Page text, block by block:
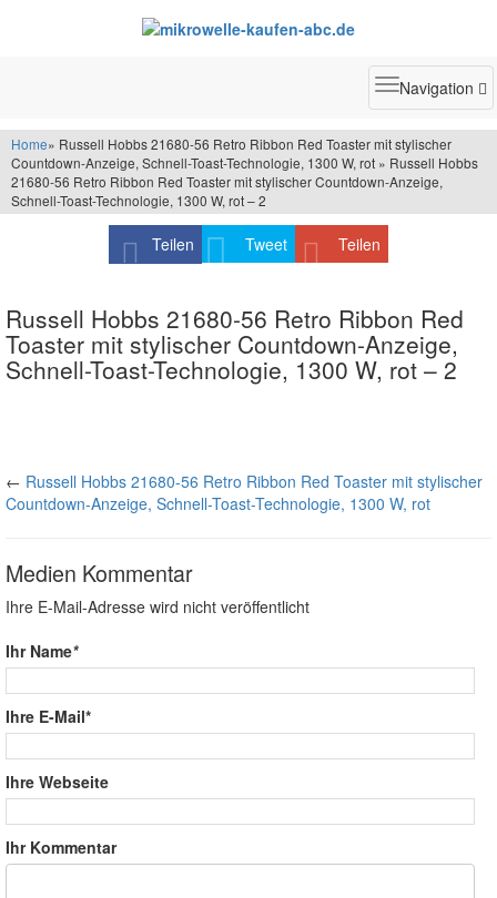
Toggle
Navigation
Home» Russell Hobbs 21680-56 Retro Ribbon Red Toaster mit stylischer
Countdown-Anzeige, Schnell-Toast-Technologie, 1300 W, rot » Russell Hobbs
21680-56 Retro Ribbon Red Toaster mit stylischer Countdown-Anzeige,
Schnell-Toast-Technologie, 1300 W, rot – 2
Teilen Tweet Teilen
Russell Hobbs 21680-56 Retro Ribbon Red
Toaster mit stylischer Countdown-Anzeige,
Schnell-Toast-Technologie, 1300 W, rot – 2
← Russell Hobbs 21680-56 Retro Ribbon Red Toaster mit stylischer
Countdown-Anzeige, Schnell-Toast-Technologie, 1300 W, rot
Medien Kommentar
Ihre E-Mail-Adresse wird nicht veröffentlicht
Ihr Name*
Ihre E-Mail*
Ihre Webseite
Ihr Kommentar